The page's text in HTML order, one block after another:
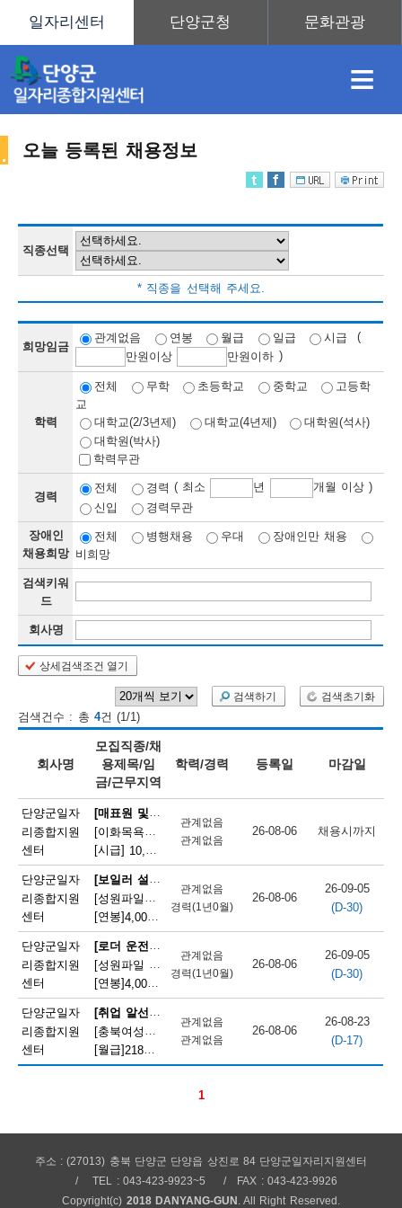
≡
보
보
련
정
우
미
내
오늘 등록된 채용정보
직종선택
* 직종을 선택해 주세요.
희망임금
관계없음 연봉 월급 일급 시급
(
만원이상 만원이하 )
학력
전체 무학 초등학교 중학교
고등학
교
대학교(2/3년제)
대학교(4년제)
대학원(석사)
대학원(박사)
학력무관
경력
전체 경력 ( 최소 년
개월 이상 )
신입
경력무관
장애인
채용희망
전체 병행채용 우대
장애인만 채용
비희망
검색키워
드
회사명
상세검색조건 열기
검색하기 검색초기화
검색건수 : 총 4건 (1/1)
회사명
모집직종/채
용제목/임
금/근무지역
학력/경력 등록일 마감일
단양군일자
리종합지원
센터
[매표원 및 복권 판매원]
[이화목욕탕찜질방] 이화파크텔 카운터 직원 모집
[시급] 10,320원 |
관계없음
관계없음
26-08-06 채용시까지
단양군일자
리종합지원
센터
[보일러 설치 및 정비원]
[성원파일주식회사]공장 보일러기사 채용 (에너지자격 우대 / 정규직)
[연봉]4,000만원 충청북도 단양군 매포읍 단양산업단지2로 47
관계없음
경력(1년0월)
26-08-06
26-09-05
(D-30)
단양군일자
리종합지원
센터
[로더 운전원(페이로더 운전원)]
[성원파일 주식회사] 로더기사 운전원 채용(자격증소지자/ 정규직)
[연봉]4,000만원 충청북도 단양군 매포읍 단양산업단지2로 47
관계없음
경력(1년0월)
26-08-06
26-09-05
(D-30)
단양군일자
리종합지원
센터
[취업 알선원]
[충북여성새로일하기지원본부] 직원채용(단양)
[월급] 218만원
관계없음
관계없음
26-08-06
26-08-23
(D-17)
1
채
용
보
오
등
채
용
정
보
오
늘
마
감
되
용
정
주소 : (27013) 충북 단양군 단양읍 상진로 84 단양군일자리지원센터
TEL : 043-423-9923~5
FAX : 043-423-9926
Copyright(c) 2018 DANYANG-GUN . All Right Reserved.